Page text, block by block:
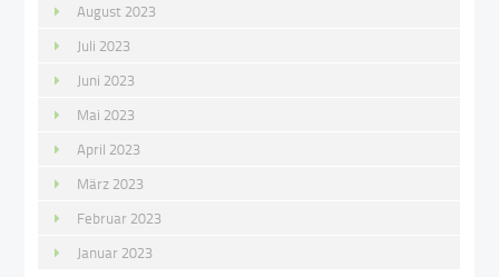
August 2023
Juli 2023
Juni 2023
Mai 2023
April 2023
März 2023
Februar 2023
Januar 2023